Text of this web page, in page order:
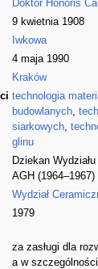
Doktor Honoris
9 kwietnia 1908
Iwkowa
4 maja 1990
Kraków
technologia
budowlanych
siarkowych
glinu
Dziekan
AGH (1964–1967)
Wydział
1979
za zasługi dla
a w